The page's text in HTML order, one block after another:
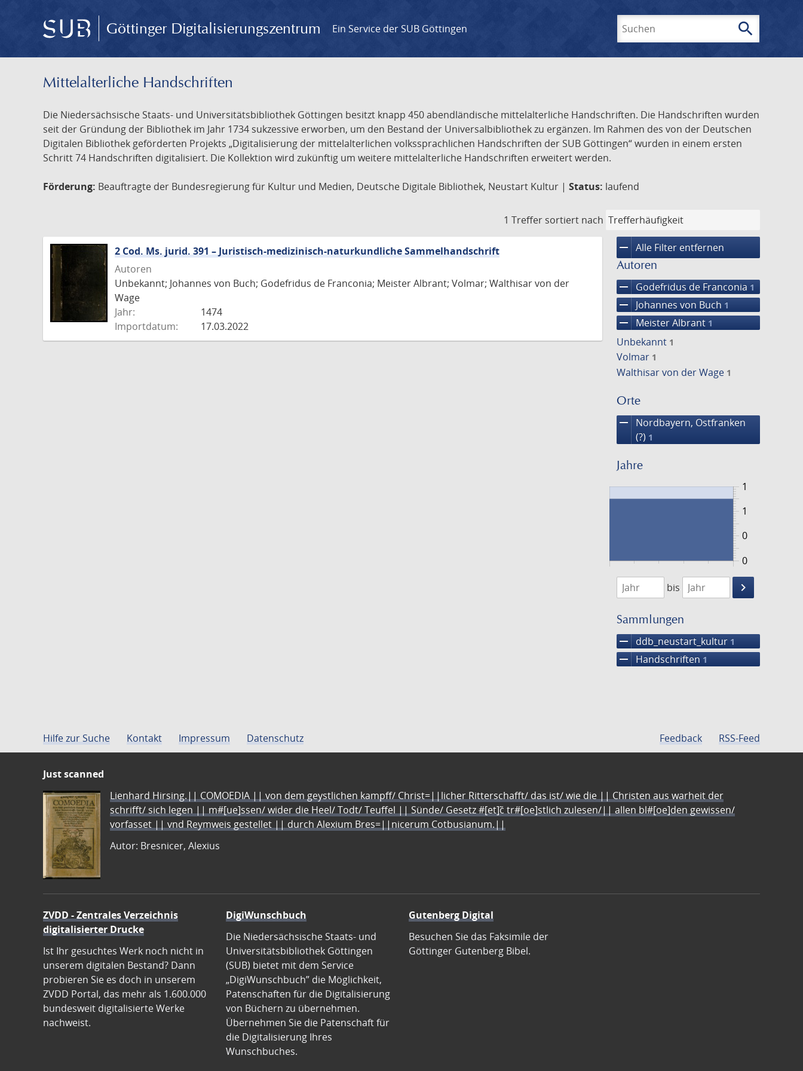
Göttinger Digitalisierungszentrum Ein Service der SUB Göttingen search
Mittelalterliche Handschriften
Die Niedersächsische Staats- und Universitätsbibliothek Göttingen besitzt knapp 450 abendländische mittelalterliche Handschriften. Die Handschriften wurden
seit der Gründung der Bibliothek im Jahr 1734 sukzessive erworben, um den Bestand der Universalbibliothek zu ergänzen. Im Rahmen des von der Deutschen
Digitalen Bibliothek geförderten Projekts „Digitalisierung der mittelalterlichen volkssprachlichen Handschriften der SUB Göttingen“ wurden in einem ersten
Schritt 74 Handschriften digitalisiert. Die Kollektion wird zukünftig um weitere mittelalterliche Handschriften erweitert werden.
Förderung: Beauftragte der Bundesregierung für Kultur und Medien, Deutsche Digitale Bibliothek, Neustart Kultur | Status: laufend
1 Treffer sortiert nach
remove Alle Filter entfernen
Autoren
remove Godefridus de Franconia 1
remove Johannes von Buch 1
remove Meister Albrant 1
Unbekannt 1
Volmar 1
Walthisar von der Wage 1
Orte
remove
Nordbayern, Ostfranken
(?) 1
Jahre
0
1
0
1
1474
1475
bis
keyboard_arrow_right
Suche
Sammlungen
remove ddb_neustart_kultur 1
remove Handschriften 1
2 Cod. Ms. jurid. 391 – Juristisch-medizinisch-naturkundliche Sammelhandschrift
Autoren
Unbekannt; Johannes von Buch; Godefridus de Franconia; Meister Albrant; Volmar; Walthisar von der
Wage
Jahr:
1474
Importdatum:
17.03.2022
Hilfe zur Suche Kontakt Impressum Datenschutz Feedback RSS-Feed
Just scanned
Lienhard Hirsing.|| COMOEDIA || von dem geystlichen kampff/ Christ=||licher Ritterschafft/ das ist/ wie die || Christen aus warheit der
schrifft/ sich legen || m#[ue]ssen/ wider die Heel/ Todt/ Teuffel || Sünde/ Gesetz #[et]c̃ tr#[oe]stlich zulesen/|| allen bl#[oe]den gewissen/
vorfasset || vnd Reymweis gestellet || durch Alexium Bres=||nicerum Cotbusianum.||
Autor: Bresnicer, Alexius
ZVDD - Zentrales Verzeichnis
digitalisierter Drucke
Ist Ihr gesuchtes Werk noch nicht in
unserem digitalen Bestand? Dann
probieren Sie es doch in unserem
ZVDD Portal, das mehr als 1.600.000
bundesweit digitalisierte Werke
nachweist.
DigiWunschbuch
Die Niedersächsische Staats- und
Universitätsbibliothek Göttingen
(SUB) bietet mit dem Service
„DigiWunschbuch” die Möglichkeit,
Patenschaften für die Digitalisierung
von Büchern zu übernehmen.
Übernehmen Sie die Patenschaft für
die Digitalisierung Ihres
Wunschbuches.
Gutenberg Digital
Besuchen Sie das Faksimile der
Göttinger Gutenberg Bibel.